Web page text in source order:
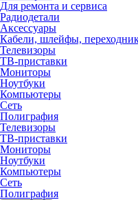
Для ремонта и сервиса
Радиодетали
Аксессуары
Кабели, шлейфы,
Телевизоры
ТВ-приставки
Мониторы
Ноутбуки
Компьютеры
Сеть
Полиграфия
Телевизоры
ТВ-приставки
Мониторы
Ноутбуки
Компьютеры
Сеть
Полиграфия